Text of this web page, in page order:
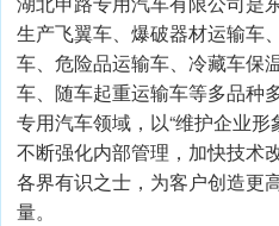
生产飞翼车、爆破器材运输车
车、危险品运输车、冷藏车保
车、随车起重运输车等多品种
专用汽车领域，以“维护企业形
不断强化内部管理，加快技术
各界有识之士，为客户创造更
量。